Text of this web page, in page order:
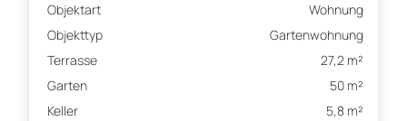
Objektart
Wohnung
Objekttyp
Gartenwohnung
Terrasse
27,2 m²
Garten
50 m²
Keller
5,8 m²